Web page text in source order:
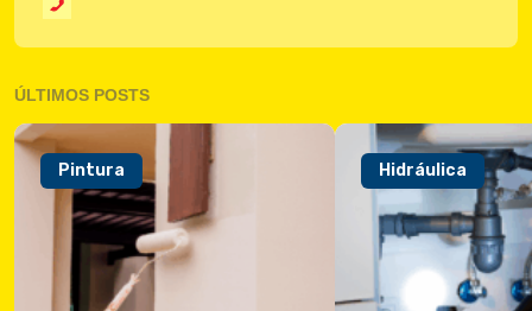
ÚLTIMOS POSTS
Pintura Hidráulica